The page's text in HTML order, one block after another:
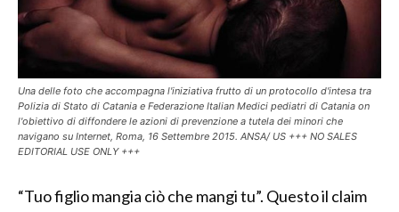
Una delle foto che accompagna l'iniziativa frutto di un protocollo d'intesa tra
Polizia di Stato di Catania e Federazione Italian Medici pediatri di Catania on
l'obiettivo di diffondere le azioni di prevenzione a tutela dei minori che
navigano su Internet, Roma, 16 Settembre 2015. ANSA/ US +++ NO SALES
EDITORIAL USE ONLY +++
“Tuo figlio mangia ciò che mangi tu”. Questo il claim